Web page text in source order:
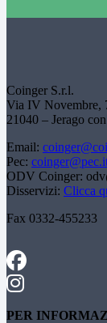
Coinger S.r.l.
Via IV Novembre,
21040 – Jerago
Email:
Pec:
ODV Coinger:
Disservizi: Clicca
Fax 0332-455233
PER